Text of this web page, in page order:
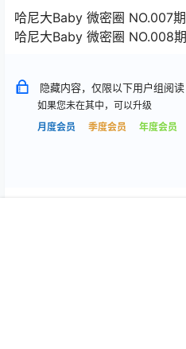
哈尼大Baby 微密圈 NO.007
哈尼大Baby 微密圈 NO.008
隐藏内容，仅限以下用户组阅读
如果您未在其中，可以升级
月度会员
季度会员 年度会员